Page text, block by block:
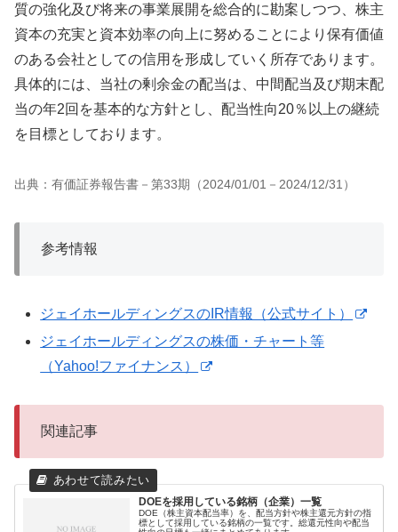
質の強化及び将来の事業展開を総合的に勘案しつつ、株主
資本の充実と資本効率の向上に努めることにより保有価値
のある会社としての信用を形成していく所存であります。
具体的には、当社の剰余金の配当は、中間配当及び期末配
当の年2回を基本的な方針とし、配当性向20％以上の継続
を目標としております。
出典：有価証券報告書－第33期（2024/01/01－2024/12/31）
参考情報
ジェイホールディングスのIR情報（公式サイト）
ジェイホールディングスの株価・チャート等
（Yahoo!ファイナンス）
関連記事
DOEを採用している銘柄（企業）一覧
DOE（株主資本配当率）を、配当方針や株主還元方針の指
標として採用している銘柄の一覧です。総還元性向や配当